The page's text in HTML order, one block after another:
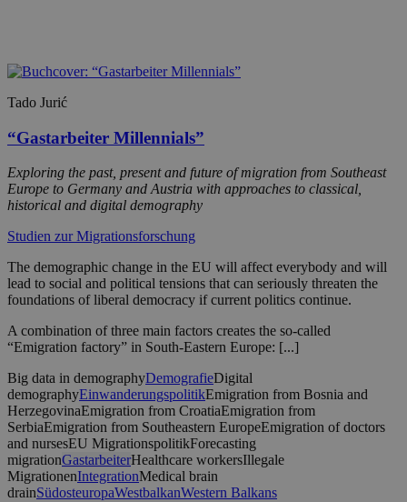
Tado Jurić
“Gastarbeiter Millennials”
Exploring the past, present and future of migration from Southeast
Europe to Germany and Austria with approaches to classical,
historical and digital demography
Studien zur Migrationsforschung
The demographic change in the EU will affect everybody and will
lead to social and political tensions that can seriously threaten the
foundations of liberal democracy if current politics continue.
A combination of three main factors creates the so-called
“Emigration factory” in South-Eastern Europe: [...]
Big data in demographyDemografieDigital
demographyEinwanderungspolitikEmigration from Bosnia and
HerzegovinaEmigration from CroatiaEmigration from
SerbiaEmigration from Southeastern EuropeEmigration of doctors
and nursesEU MigrationspolitikForecasting
migrationGastarbeiterHealthcare workersIllegale
MigrationenIntegrationMedical brain
drainSüdosteuropaWestbalkanWestern Balkans